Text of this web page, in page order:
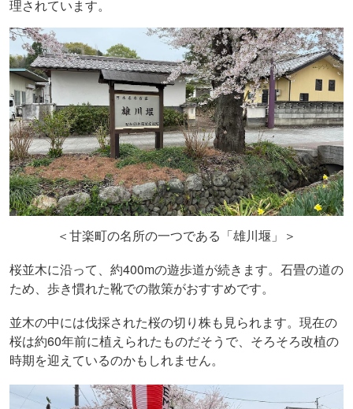
理されています。
＜甘楽町の名所の一つである「雄川堰」＞
桜並木に沿って、約400mの遊歩道が続きます。石畳の道の
ため、歩き慣れた靴での散策がおすすめです。
並木の中には伐採された桜の切り株も見られます。現在の
桜は約60年前に植えられたものだそうで、そろそろ改植の
時期を迎えているのかもしれません。